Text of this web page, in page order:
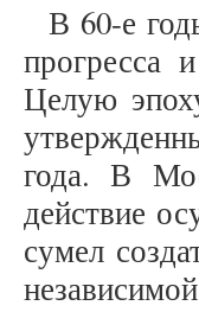
В 60-е
прогресса
Целую
года. В
действие
сумел